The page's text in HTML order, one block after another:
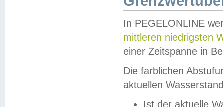
In PEGELONLINE
mittleren niedrigsten
einer Zeitspanne in
Die farblichen
aktuellen
Ist der aktuelle